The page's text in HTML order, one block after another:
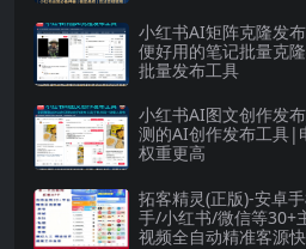
小红书AI矩阵克隆发
便好用的笔记批量克
批量发布工具
小红书AI图文创作发
测的AI创作发布工具|
权重更高
拓客精灵(正版)-安卓
手/小红书/微信等30+
视频全自动精准客源